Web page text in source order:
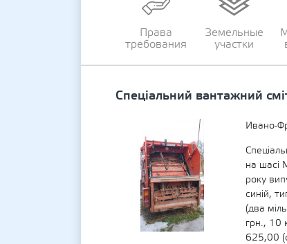
Права
требования
Земельные
участки
Спеціальний вантажний
Ивано-
на шасі
року
синій,
(два
грн., 10
625,00